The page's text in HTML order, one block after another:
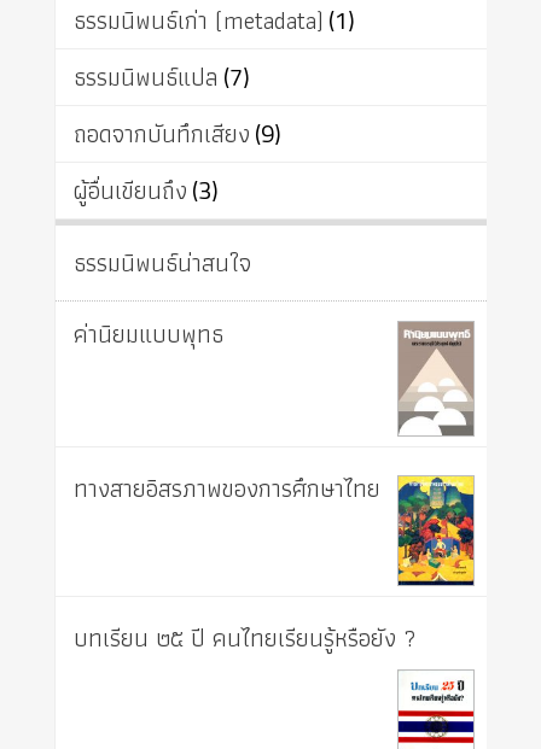
ธรรมนิพนธ์เก่า (metadata) (1)
ธรรมนิพนธ์แปล (7)
ถอดจากบันทึกเสียง(9)
ผู้อื่นเขียนถึง(3)
ธรรมนิพนธ์น่าสนใจ
ค่านิยมแบบพุทธ
ทางสายอิสรภาพของการศึกษาไทย
บทเรียน ๒๕ ปี คนไทยเรียนรู้หรือยัง ?